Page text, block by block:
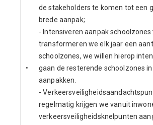
•
de stakeholders te komen tot een
brede aanpak;
- Intensiveren aanpak
transformeren we elk jaar een
schoolzones, we willen hierop
gaan de resterende schoolzones in
aanpakken.
-
regelmatig krijgen we vanuit
verkeersveiligheidsknelpunten